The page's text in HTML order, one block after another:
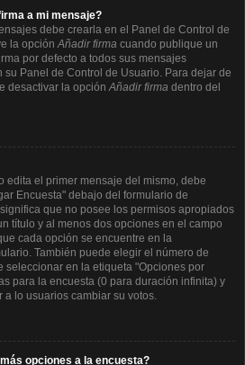
a mi mensaje?
debe crearla en el Panel de Control de
la opción Añadir firma cuando publique un
por defecto a todos sus mensajes
Panel de Control de Usuario. Para dejar de
desactivar la opción Añadir firma dentro del
edita el primer mensaje del mismo, debe
Encuesta" debajo del formulario de
que no posee los permisos apropiados
título y al menos dos opciones en el campo
cada opción se encuentre en la
También puede elegir el número de
seleccionar en la etiqueta "Opciones por
para la encuesta (0 para duración infinita) y
lo usuarios cambiar su votos.
opciones a la encuesta?